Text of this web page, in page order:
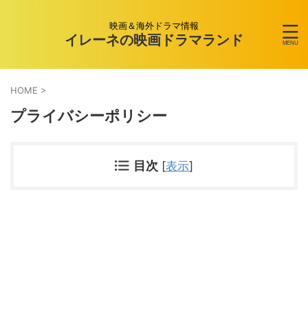
映画＆海外ドラマ情報
イレーネの映画ドラマランド
HOME >
プライバシーポリシー
目次 [表示]